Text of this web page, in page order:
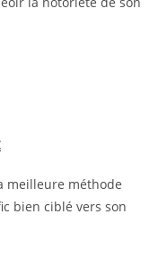
meilleure méthode
bien ciblé vers son